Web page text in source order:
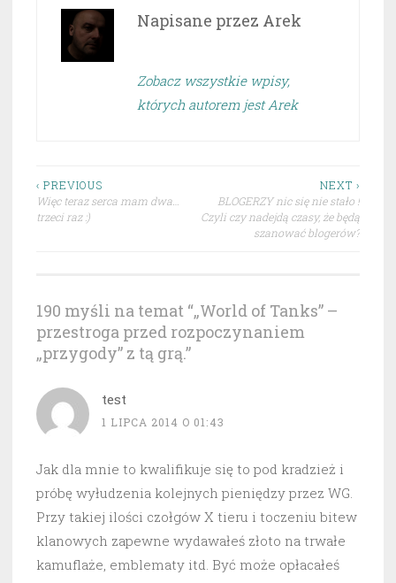
Napisane przez Arek
Zobacz wszystkie wpisy,
których autorem jest Arek
Nawigacja
wpisu
‹ PREVIOUS
Więc teraz serca mam dwa…
trzeci raz :)
NEXT ›
BLOGERZY nic się nie stało !
Czyli czy nadejdą czasy, że będą
szanować blogerów?
190 myśli na temat “„World of Tanks” –
przestroga przed rozpoczynaniem
„przygody” z tą grą.”
test
1 LIPCA 2014 O 01:43
Jak dla mnie to kwalifikuje się to pod kradzież i
próbę wyłudzenia kolejnych pieniędzy przez WG.
Przy takiej ilości czołgów X tieru i toczeniu bitew
klanowych zapewne wydawałeś złoto na trwałe
kamuflaże, emblematy itd. Być może opłacałeś